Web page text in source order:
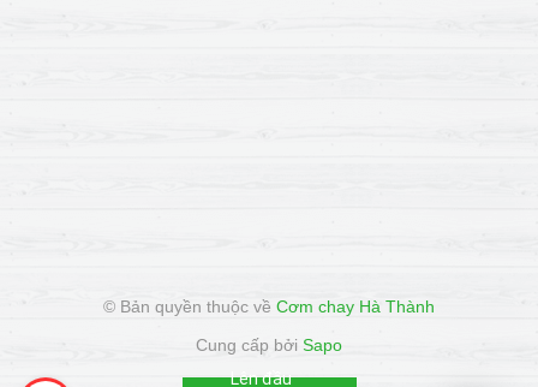
© Bản quyền thuộc về Cơm chay Hà Thành
Cung cấp bởi Sapo
Lên đầu